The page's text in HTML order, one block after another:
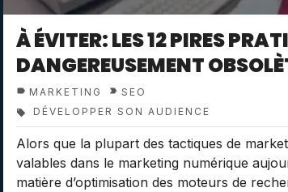
À ÉVITER: LES 12 PIRES
DANGEREUSEMENT
MARKETING
SEO
DÉVELOPPER SON AUDIENCE
Alors que la plupart des tactiques de
valables dans le marketing numérique
matière d’optimisation des moteurs de